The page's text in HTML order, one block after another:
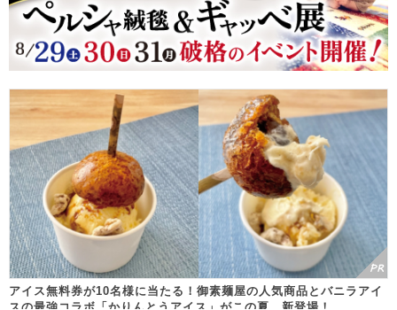
アイス無料券が10名様に当たる！御素麺屋の人気商品とバニラアイ
スの最強コラボ「かりんとうアイス」がこの夏、新登場！